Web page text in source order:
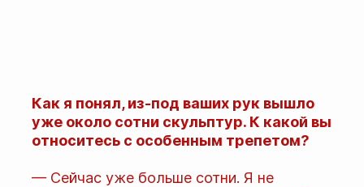
Как я понял, из-под ваших рук вышло
уже около сотни скульптур. К какой вы
относитесь с особенным трепетом?
— Сейчас уже больше сотни. Я не